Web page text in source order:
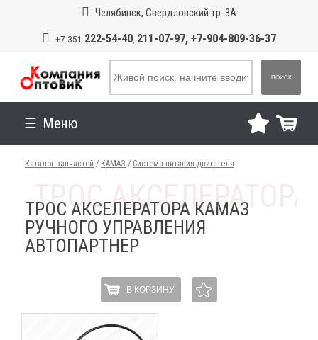
Челябинск, Свердловский тр. 3А
+7 351 222-54-40, 211-07-97, +7-904-809-36-37
ПОИСК
Меню
Каталог запчастей / КАМАЗ / Система питания двигателя
ТРОС АКСЕЛЕРАТОРА КАМАЗ
РУЧНОГО УПРАВЛЕНИЯ
АВТОПАРТНЕР
В КОРЗИНУ